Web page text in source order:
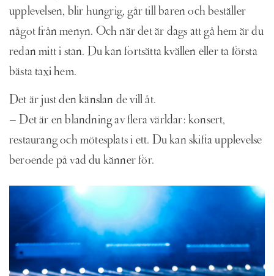
upplevelsen, blir hungrig, går till baren och beställer
något från menyn. Och när det är dags att gå hem är du
redan mitt i stan. Du kan fortsätta kvällen eller ta första
bästa taxi hem.
Det är just den känslan de vill åt.
– Det är en blandning av flera världar: konsert,
restaurang och mötesplats i ett. Du kan skifta upplevelse
beroende på vad du känner för.